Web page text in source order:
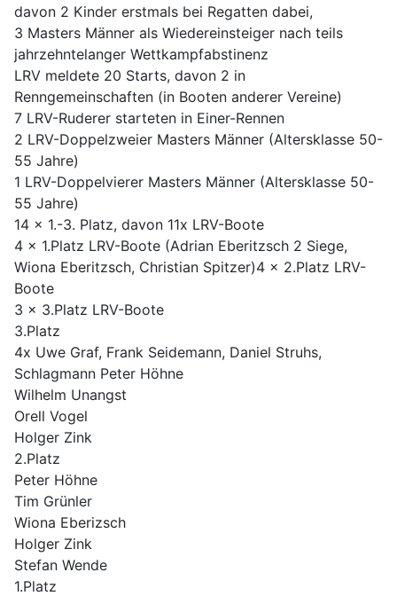
davon 2 Kinder erstmals bei Regatten dabei,
3 Masters Männer als Wiedereinsteiger nach teils
jahrzehntelanger Wettkampfabstinenz
LRV meldete 20 Starts, davon 2 in
Renngemeinschaften (in Booten anderer Vereine)
7 LRV-Ruderer starteten in Einer-Rennen
2 LRV-Doppelzweier Masters Männer (Altersklasse 50-
55 Jahre)
1 LRV-Doppelvierer Masters Männer (Altersklasse 50-
55 Jahre)
14 x 1.-3. Platz, davon 11x LRV-Boote
4 x 1.Platz LRV-Boote (Adrian Eberitzsch 2 Siege,
Wiona Eberitzsch, Christian Spitzer)4 x 2.Platz LRV-
Boote
3 x 3.Platz LRV-Boote
3.Platz
4x Uwe Graf, Frank Seidemann, Daniel Struhs,
Schlagmann Peter Höhne
Wilhelm Unangst
Orell Vogel
Holger Zink
2.Platz
Peter Höhne
Tim Grünler
Wiona Eberizsch
Holger Zink
Stefan Wende
1.Platz